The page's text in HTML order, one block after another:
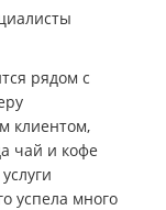
рядом с
клиентом,
чай и кофе
успела много